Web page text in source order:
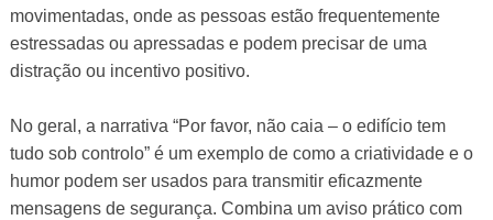
movimentadas, onde as pessoas estão frequentemente
estressadas ou apressadas e podem precisar de uma
distração ou incentivo positivo.
No geral, a narrativa “Por favor, não caia – o edifício tem
tudo sob controlo” é um exemplo de como a criatividade e o
humor podem ser usados ​​para transmitir eficazmente
mensagens de segurança. Combina um aviso prático com